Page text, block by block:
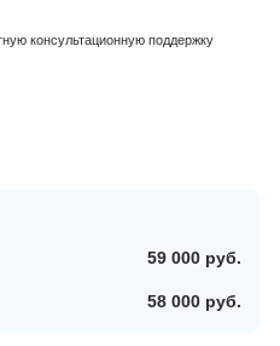
консультационную поддержку
59 000 руб.
58 000 руб.